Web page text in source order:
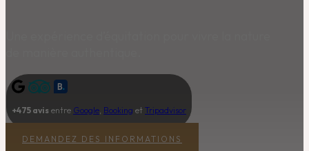
+475 avis entre Google Booking et Tripadvisor
DEMANDEZ DES INFORMATIONS